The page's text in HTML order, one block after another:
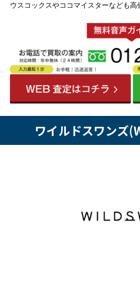
ウスコックスやココマイスターなども高
ワイルドスワンズ